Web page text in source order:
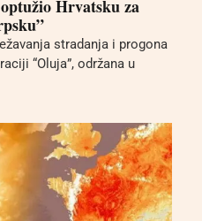
Hrvatsku za
stradanja i progona
“Oluja”, održana u